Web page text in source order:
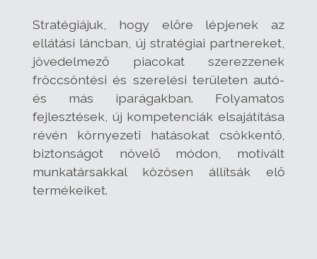
Stratégiájuk, hogy előre lépjenek az
ellátási láncban, új stratégiai partnereket,
jövedelmező piacokat szerezzenek
fröccsöntési és szerelési területen autó-
és más iparágakban. Folyamatos
fejlesztések, új kompetenciák elsajátítása
révén környezeti hatásokat csökkentő,
biztonságot növelő módon, motivált
munkatársakkal közösen állítsák elő
termékeiket.